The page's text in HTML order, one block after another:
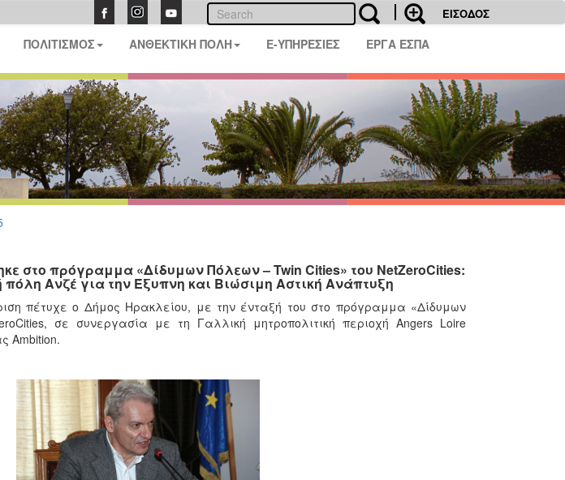
ΕΙΣΟΔΟΣ
ΠΟΛΙΤΙΣΜΟΣ ΑΝΘΕΚΤΙΚΗ ΠΟΛΗ E-ΥΠΗΡΕΣΙΕΣ ΕΡΓΑ ΕΣΠΑ
στο πρόγραμμα «Δίδυμων Πόλεων – Twin Cities» του NetZeroCities:
Ανζέ για την Έξυπνη και Βιώσιμη Αστική Ανάπτυξη
πέτυχε ο Δήμος Ηρακλείου, με την ένταξή του στο πρόγραμμα «Δίδυμων
σε συνεργασία με τη Γαλλική μητροπολιτική περιοχή Angers Loire
Ambition.